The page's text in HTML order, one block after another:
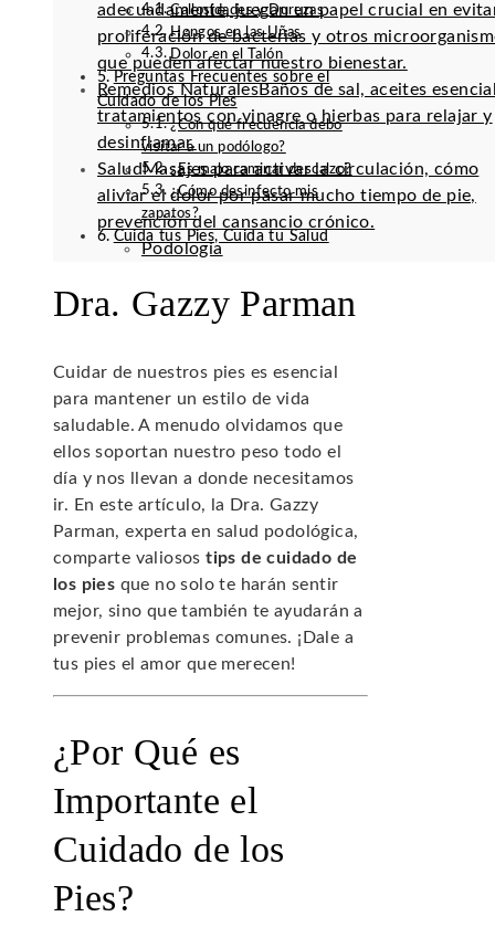
adecuadamente, juegan un papel crucial en
proliferación de bacterias y otros
que pueden afectar nuestro bienestar.
Remedios NaturalesBaños de sal, aceites
tratamientos con vinagre o hierbas para relajar y
desinflamar.
SaludMasajes para activar la circulación, cómo
aliviar el dolor por pasar mucho tiempo de pie,
prevención del cansancio crónico.
Podología
Callosidades y Durezas
Hongos en las Uñas
Dolor en el Talón
Preguntas Frecuentes sobre el
Cuidado de los Pies
¿Con qué frecuencia debo
visitar a un podólogo?
¿Es malo caminar descalzo?
¿Cómo desinfecto mis
zapatos?
Cuida tus Pies, Cuida tu Salud
Dra. Gazzy Parman
Cuidar de nuestros pies es esencial
para mantener un estilo de vida
saludable. A menudo olvidamos que
ellos soportan nuestro peso todo el
día y nos llevan a donde necesitamos
ir. En este artículo, la Dra. Gazzy
Parman, experta en salud podológica,
comparte valiosostips de cuidado de
los pies que no solo te harán sentir
mejor, sino que también te ayudarán a
prevenir problemas comunes. ¡Dale a
tus pies el amor que merecen!
¿Por Qué es
Importante el
Cuidado de los
Pies?